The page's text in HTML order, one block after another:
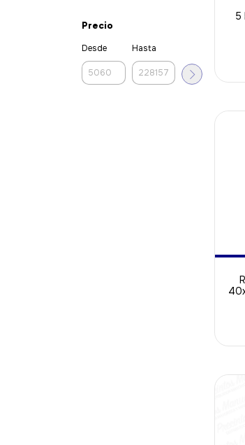
Precio
Desde Hasta
5